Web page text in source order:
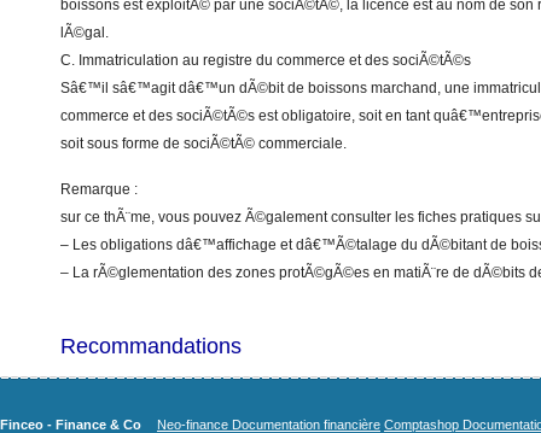
boissons est exploitÃ© par une sociÃ©tÃ©, la licence est au nom de son
lÃ©gal.
C. Immatriculation au registre du commerce et des sociÃ©tÃ©s
Sâ€™il sâ€™agit dâ€™un dÃ©bit de boissons marchand, une
commerce et des sociÃ©tÃ©s est obligatoire, soit en tant
soit sous forme de sociÃ©tÃ© commerciale.
Remarque :
sur ce thÃ¨me, vous pouvez Ã©galement consulter les fiches pratiques
– Les obligations dâ€™affichage et dâ€™Ã©talage du dÃ©bitant de
– La rÃ©glementation des zones protÃ©gÃ©es en matiÃ¨re de dÃ©bits
Recommandations
Finceo - Finance & Co
Neo-finance Documentation financière Comptashop